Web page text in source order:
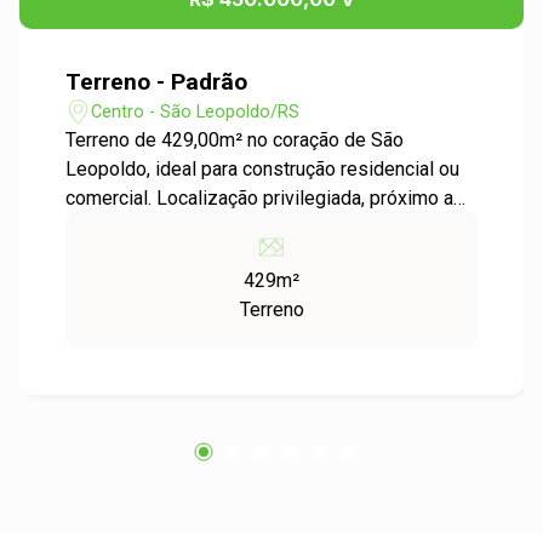
Terreno - Padrão
Centro - São Leopoldo/RS
Terreno de 429,00m² no coração de São
Leopoldo, ideal para construção residencial ou
comercial. Localização privilegiada, próximo a
principais vias da cidade. Região em constante
valorização, com infraestrutura completa para
construir imediatamente. Não perca a
429m²
Terreno